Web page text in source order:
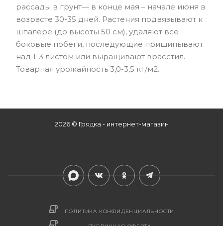
рассады в грунт— в конце мая – начале июня в
возрасте 30-35 дней. Растения подвязывают к
шпалере (до высоты 50 см), удаляют все
боковые побеги, последующие прищипывают
над 1-3 листом или выращивают врасстил.
Товарная урожайность 3,0-3,5 кг/м2.
2026 © Грядка - интернет-магазин
ПОЛИТИКА КОНФИДЕНЦИАЛЬНОСТИ